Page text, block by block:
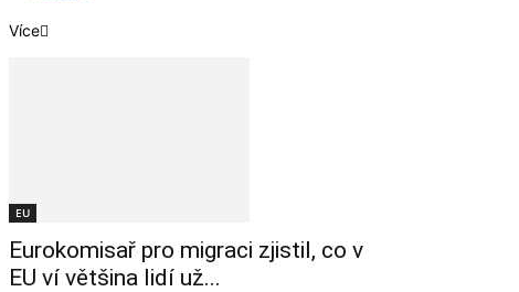
Více
EU
Eurokomisař pro migraci zjistil, co v
EU ví většina lidí už...